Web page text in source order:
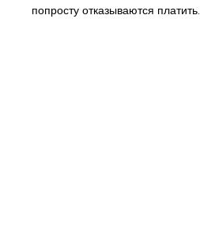
попросту отказываются платить.